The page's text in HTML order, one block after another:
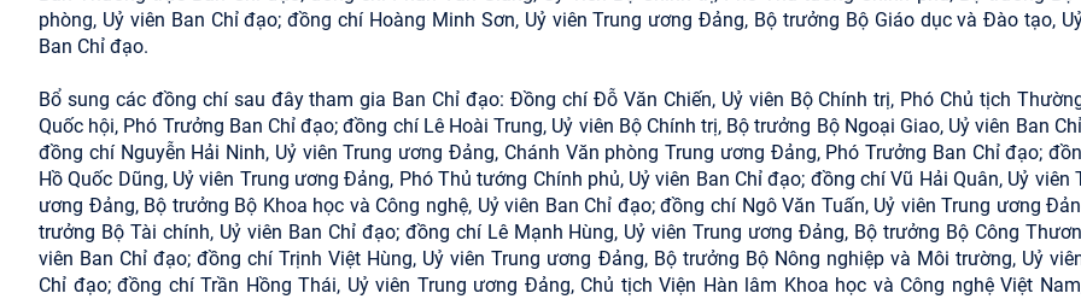
phòng, Uỷ viên Ban Chỉ đạo; đồng chí Hoàng Minh Sơn, Uỷ viên Trung ương Đảng, Bộ trưởng Bộ Giáo dục và Đào tạo,
Ban Chỉ đạo.
Bổ sung các đồng chí sau đây tham gia Ban Chỉ đạo: Đồng chí Đỗ Văn Chiến, Uỷ viên Bộ Chính trị, Phó Chủ tịch
Quốc hội, Phó Trưởng Ban Chỉ đạo; đồng chí Lê Hoài Trung, Uỷ viên Bộ Chính trị, Bộ trưởng Bộ Ngoại Giao, Uỷ viên Ban
đồng chí Nguyễn Hải Ninh, Uỷ viên Trung ương Đảng, Chánh Văn phòng Trung ương Đảng, Phó Trưởng Ban Chỉ đạo;
Hồ Quốc Dũng, Uỷ viên Trung ương Đảng, Phó Thủ tướng Chính phủ, Uỷ viên Ban Chỉ đạo; đồng chí Vũ Hải Quân, Uỷ viên
ương Đảng, Bộ trưởng Bộ Khoa học và Công nghệ, Uỷ viên Ban Chỉ đạo; đồng chí Ngô Văn Tuấn, Uỷ viên Trung ương
trưởng Bộ Tài chính, Uỷ viên Ban Chỉ đạo; đồng chí Lê Mạnh Hùng, Uỷ viên Trung ương Đảng, Bộ trưởng Bộ Công
viên Ban Chỉ đạo; đồng chí Trịnh Việt Hùng, Uỷ viên Trung ương Đảng, Bộ trưởng Bộ Nông nghiệp và Môi trường, Uỷ
Chỉ đạo; đồng chí Trần Hồng Thái, Uỷ viên Trung ương Đảng, Chủ tịch Viện Hàn lâm Khoa học và Công nghệ Việt